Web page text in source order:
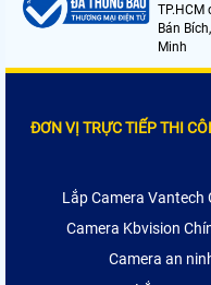
Bán
Minh
ĐƠN VỊ TRỰC TIẾP THI
Lắp Camera Vantech
Camera Kbvision
Camera an